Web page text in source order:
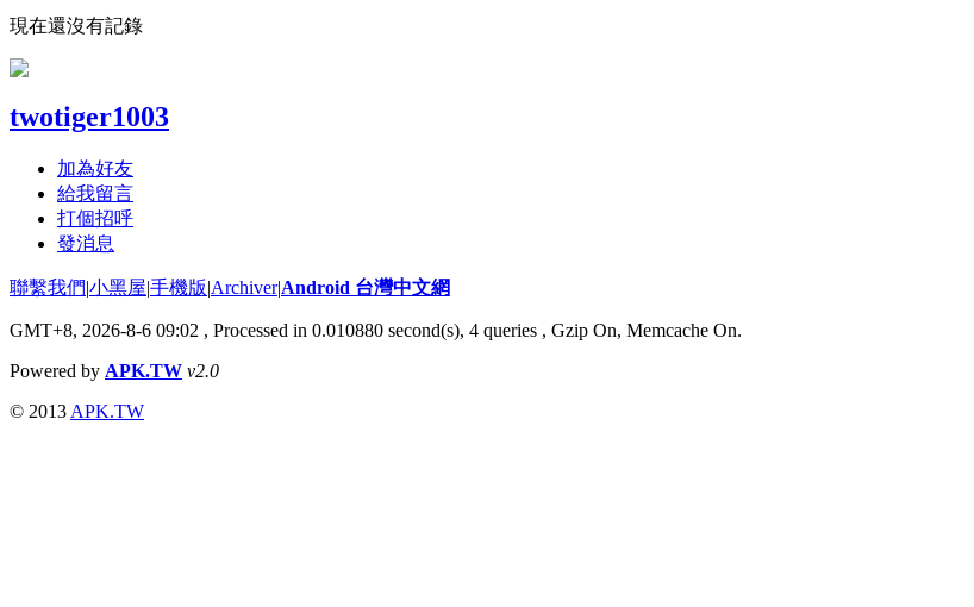
現在還沒有記錄
twotiger1003
加為好友
給我留言
打個招呼
發消息
聯繫我們|小黑屋|手機版|Archiver|Android 台灣中文網
GMT+8, 2026-8-6 09:02 , Processed in 0.010880 second(s), 4 queries , Gzip On, Memcache On.
Powered by APK.TW v2.0
© 2013 APK.TW